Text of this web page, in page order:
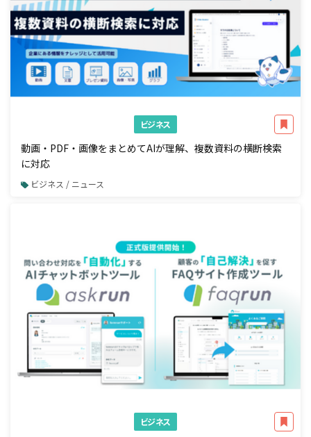
ビジネス
動画・PDF・画像をまとめてAIが理解、複数資料の横断検索
に対応
ビジネス / ニュース
ビジネス